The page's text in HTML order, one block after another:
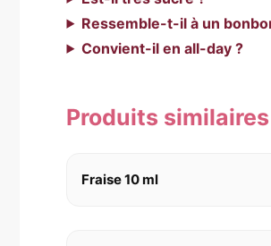
Ressemble-t-il à un
Convient-il en all-day ?
Produits similaires
Fraise 10 ml